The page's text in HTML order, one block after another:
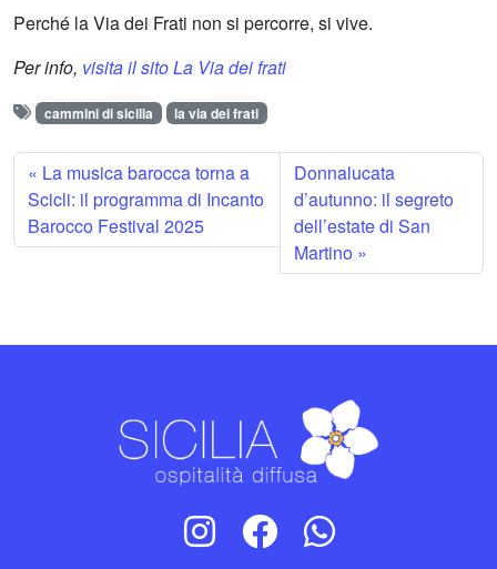
Perché la Via dei Frati non si percorre, si vive.
Per info, visita il sito La Via dei frati
cammini di sicilia la via dei frati
La musica barocca torna a
Scicli: il programma di Incanto
Barocco Festival 2025
Donnalucata
d’autunno: il segreto
dell’estate di San
Martino